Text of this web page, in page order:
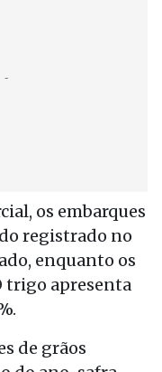
os embarques
registrado no
enquanto os
trigo apresenta
de grãos